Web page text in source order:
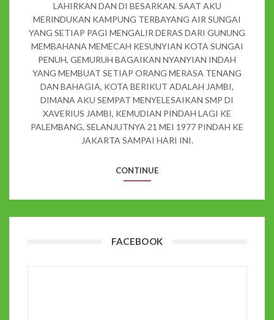
LAHIRKAN DAN DI BESARKAN. SAAT AKU
MERINDUKAN KAMPUNG TERBAYANG AIR SUNGAI
YANG SETIAP PAGI MENGALIR DERAS DARI GUNUNG
MEMBAHANA MEMECAH KESUNYIAN KOTA SUNGAI
PENUH, GEMURUH BAGAIKAN NYANYIAN INDAH
YANG MEMBUAT SETIAP ORANG MERASA TENANG
DAN BAHAGIA, KOTA BERIKUT ADALAH JAMBI,
DIMANA AKU SEMPAT MENYELESAIKAN SMP DI
XAVERIUS JAMBI, KEMUDIAN PINDAH LAGI KE
PALEMBANG, SELANJUTNYA 21 MEI 1977 PINDAH KE
JAKARTA SAMPAI HARI INI.
CONTINUE
FACEBOOK